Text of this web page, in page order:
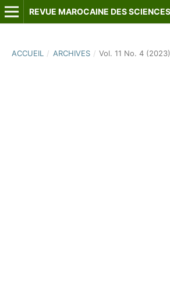
ACCUEIL / ARCHIVES / Vol. 11 No. 4